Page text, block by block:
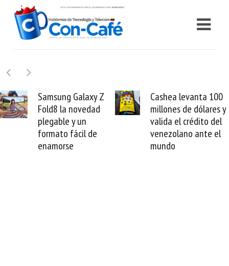
Z
Cashea levanta 100
millones de dólares y
valida el crédito del
venezolano ante el
mundo
El buque Wave
Sentinel
reparación del
cable de